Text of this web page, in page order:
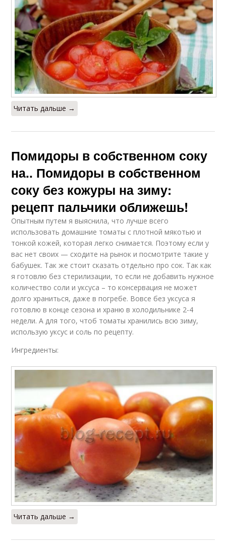
Читать дальше →
Помидоры в собственном соку
на.. Помидоры в собственном
соку без кожуры на зиму:
рецепт пальчики оближешь!
Опытным путем я выяснила, что лучше всего
использовать домашние томаты с плотной мякотью и
тонкой кожей, которая легко снимается. Поэтому если у
вас нет своих — сходите на рынок и посмотрите такие у
бабушек. Так же стоит сказать отдельно про сок. Так как
я готовлю без стерилизации, то если не добавить нужное
количество соли и уксуса – то консервация не может
долго храниться, даже в погребе. Вовсе без уксуса я
готовлю в конце сезона и храню в холодильнике 2-4
недели. А для того, чтоб томаты хранились всю зиму,
использую уксус и соль по рецепту.
Ингредиенты:
Читать дальше →